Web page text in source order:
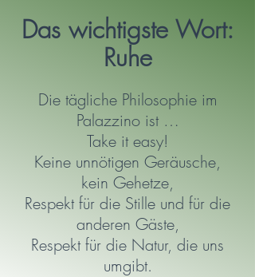
Das wichtigste Wort:
Ruhe
Die tägliche Philosophie im
Palazzino ist …
Take it easy!
Keine unnötigen Geräusche,
kein Gehetze,
Respekt für die Stille und für die
anderen Gäste,
Respekt für die Natur, die uns
umgibt.